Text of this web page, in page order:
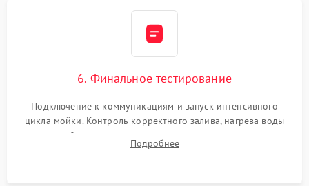
6. Финальное тестирование
Подключение к коммуникациям и запуск интенсивного
цикла мойки. Контроль корректного залива, нагрева воды
до нужной температуры, отсутствия посторонних шумов,
штатного слива и абсолютной сухости в поддоне.
Подробнее